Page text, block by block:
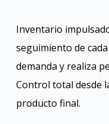
Inventario
seguimiento de
demanda y realiza
Control total desde
producto final.